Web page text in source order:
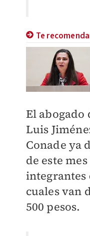
Te
El abogado
Luis
Conade ya
de este
integrantes
cuales van
500 pesos.